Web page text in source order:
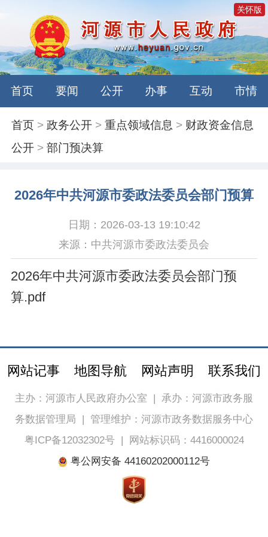
关怀版
首页 要闻 公开 办事 互动 市情
首页 >政务公开 >重点领域信息 > 财政资金信息
公开 >部门预决算
2026年中共河源市委政法委员会部门预算
日期：2026-03-13 19:10:42
来源：中共河源市委政法委员会
2026年中共河源市委政法委员会部门预
算.pdf
网站记事 地图导航 网站声明 联系我们
主办：河源市人民政府办公室 | 承办：河源市政务服
务数据管理局 | 管理维护：河源市政务数据服务中心
粤ICP备12032302号|
网站标识码：4416000024
粤公网安备 44160202000112号